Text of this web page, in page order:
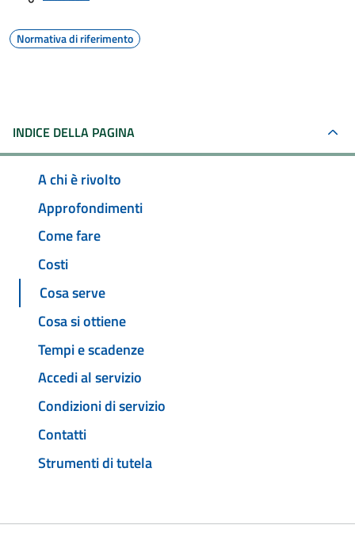
Normativa di riferimento
INDICE DELLA PAGINA
A chi è rivolto
Approfondimenti
Come fare
Costi
Cosa serve
Cosa si ottiene
Tempi e scadenze
Accedi al servizio
Condizioni di servizio
Contatti
Strumenti di tutela